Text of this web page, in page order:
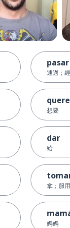
pasar
通過；
想要
dar
給
拿；服
媽媽